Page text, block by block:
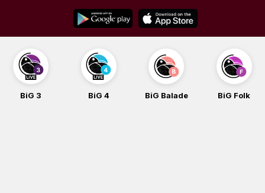
content
BiG 3 BiG 4 BiG Balade BiG Folk